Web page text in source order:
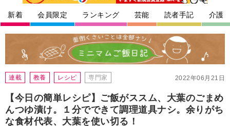
新着 会員限定 ランキング 芸能 読者手記 介護
2022年06月21日
連載 教養 レシピ 専門家
【今日の簡単レシピ】ご飯がススム、大葉のごまめ
んつゆ漬け。１分でできて調理道具ナシ。余りがち
な食材代表、大葉を使い切る！